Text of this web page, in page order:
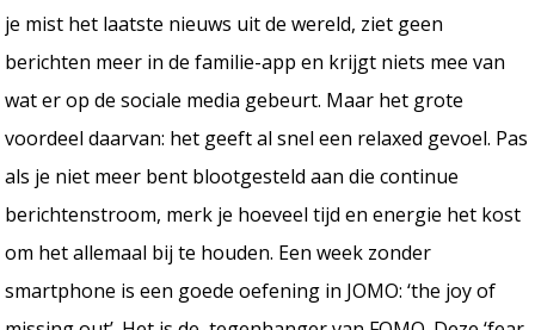
je mist het laatste nieuws uit de wereld, ziet geen
berichten meer in de familie-app en krijgt niets mee van
wat er op de sociale media gebeurt. Maar het grote
voordeel daarvan: het geeft al snel een relaxed gevoel. Pas
als je niet meer bent blootgesteld aan die continue
berichtenstroom, merk je hoeveel tijd en energie het kost
om het allemaal bij te houden. Een week zonder
smartphone is een goede oefening in JOMO: ‘the joy of